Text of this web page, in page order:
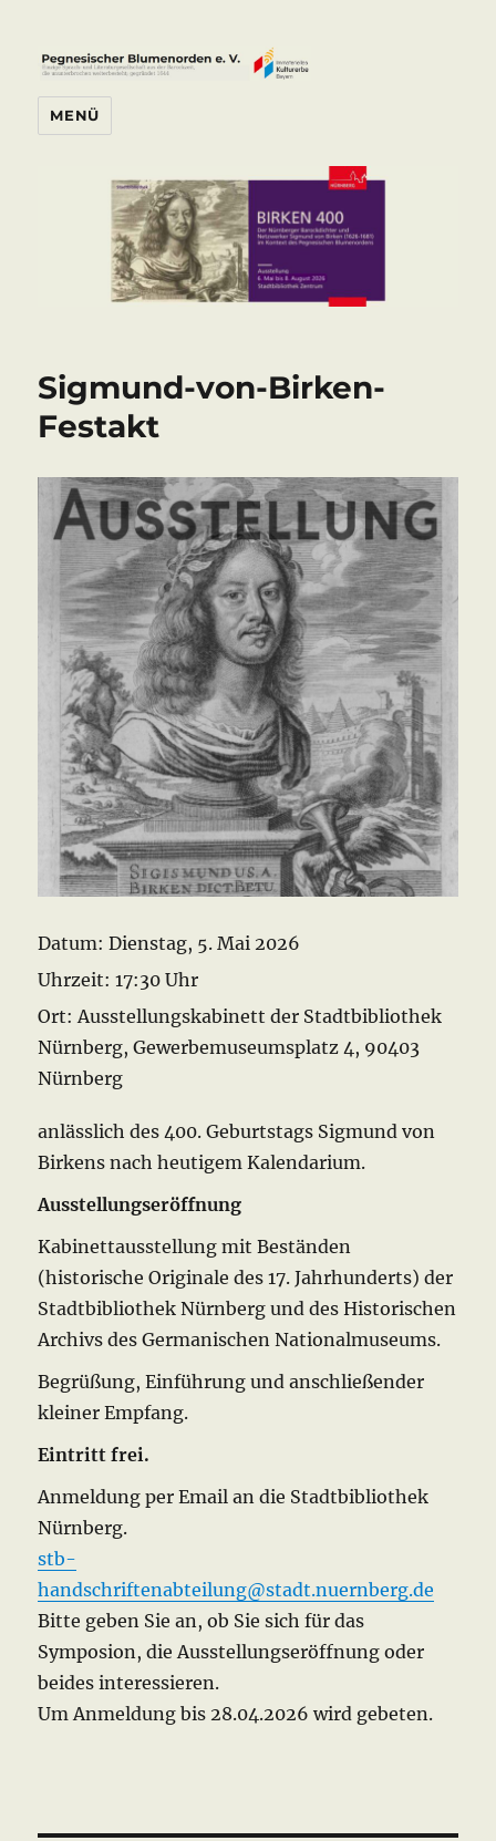
Pegnesischer Blumenorden e. V.
MENÜ
Sigmund-von-Birken-
Festakt
Datum:Dienstag, 5. Mai 2026
Uhrzeit:17:30 Uhr
Ort: Ausstellungskabinett der Stadtbibliothek
Nürnberg, Gewerbemuseumsplatz 4, 90403
Nürnberg
anlässlich des 400. Geburtstags Sigmund von
Birkens nach heutigem Kalendarium.
Ausstellungseröffnung
Kabinettausstellung mit Beständen
(historische Originale des 17. Jahrhunderts) der
Stadtbibliothek Nürnberg und des Historischen
Archivs des Germanischen Nationalmuseums.
Begrüßung, Einführung und anschließender
kleiner Empfang.
Eintritt frei.
Anmeldung per Email an die Stadtbibliothek
Nürnberg.
stb-
handschriftenabteilung@stadt.nuernberg.de
Bitte geben Sie an, ob Sie sich für das
Symposion, die Ausstellungseröffnung oder
beides interessieren.
Um Anmeldung bis 28.04.2026 wird gebeten.